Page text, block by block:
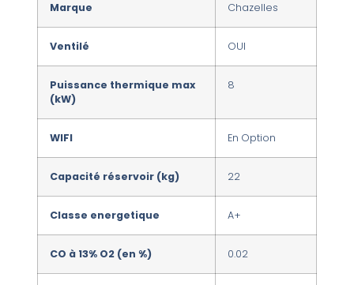
Marque Chazelles
Ventilé OUI
Puissance thermique max
(kW)
8
WIFI En Option
Capacité réservoir (kg) 22
Classe energetique A+
CO à 13% O2 (en %) 0.02